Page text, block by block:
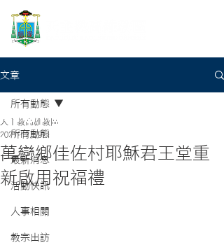
文章
所有動態
最新消息
活動快訊
人事相關
教宗出訪
所有動態
萬巒鄉佳佐村耶穌君王堂重
新啟用祝福禮
天主教高雄教區
2021年2月9日